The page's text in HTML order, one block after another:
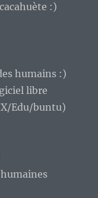
:)
humains :)
libre
Edu/buntu)